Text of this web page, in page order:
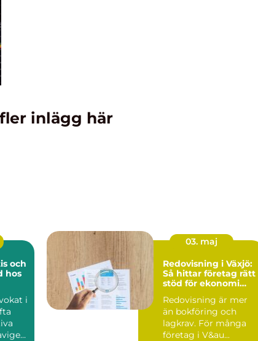
inlägg här
och
hos
i
03. maj
Redovisning i Växjö:
Så hittar företag rätt
stöd för ekonomi
Redovisning är mer
än bokföring och
lagkrav. För många
företag i V&au...